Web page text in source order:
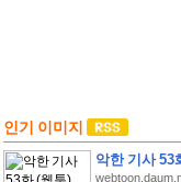
인기 이미지
악한 기사 53